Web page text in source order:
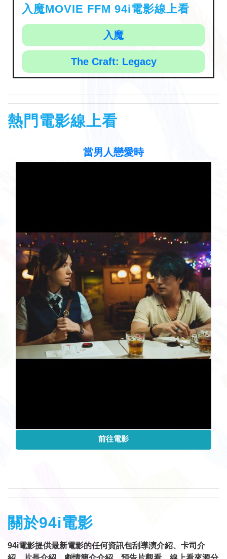
入魔MOVIE FFM 94i電影線上看
入魔
The Craft: Legacy
熱門電影線上看
聽見歌 再唱
前往電影
關於94i電影
94i電影提供最新電影的任何資訊包刮導演介紹、卡司介